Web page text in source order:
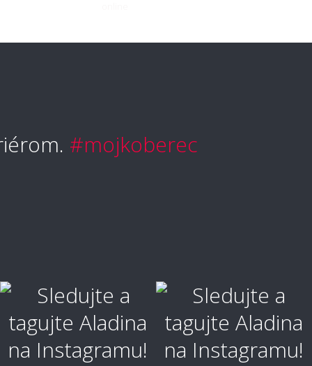
je rozdiel medzi vlnou, polypropylénom a
#mojkoberec